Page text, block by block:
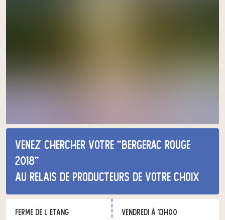
Venez chercher votre "bergerac rouge
2018"
au relais de producteurs de votre choix
ferme de l etang
vendredi à 13h00